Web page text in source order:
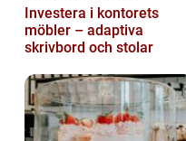
Investera i kontorets
möbler – adaptiva
skrivbord och stolar